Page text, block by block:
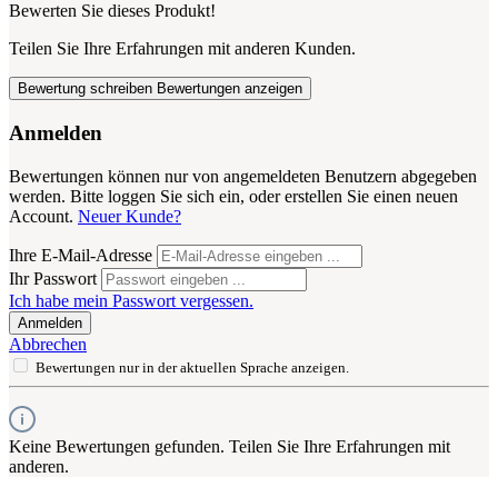
Bewerten Sie dieses Produkt!
Teilen Sie Ihre Erfahrungen mit anderen Kunden.
Bewertung schreiben Bewertungen anzeigen
Anmelden
Bewertungen können nur von angemeldeten Benutzern abgegeben
werden. Bitte loggen Sie sich ein, oder erstellen Sie einen neuen
Account. Neuer Kunde?
Ihre E-Mail-Adresse
Ihr Passwort
Ich habe mein Passwort vergessen.
Anmelden
Abbrechen
Bewertungen nur in der aktuellen Sprache anzeigen.
Keine Bewertungen gefunden. Teilen Sie Ihre Erfahrungen mit
anderen.